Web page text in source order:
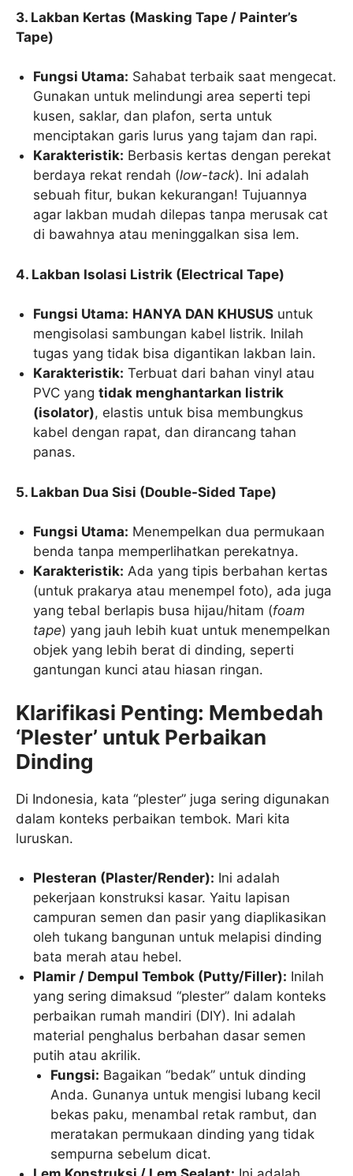
3. Lakban Kertas (Masking Tape / Painter’s
Tape)
Fungsi Utama: Sahabat terbaik saat mengecat.
Gunakan untuk melindungi area seperti tepi
kusen, saklar, dan plafon, serta untuk
menciptakan garis lurus yang tajam dan rapi.
Karakteristik: Berbasis kertas dengan perekat
berdaya rekat rendah (low-tack). Ini adalah
sebuah fitur, bukan kekurangan! Tujuannya
agar lakban mudah dilepas tanpa merusak cat
di bawahnya atau meninggalkan sisa lem.
4. Lakban Isolasi Listrik (Electrical Tape)
Fungsi Utama: HANYA DAN KHUSUS untuk
mengisolasi sambungan kabel listrik. Inilah
tugas yang tidak bisa digantikan lakban lain.
Karakteristik: Terbuat dari bahan vinyl atau
PVC yangtidak menghantarkan listrik
(isolator), elastis untuk bisa membungkus
kabel dengan rapat, dan dirancang tahan
panas.
5. Lakban Dua Sisi (Double-Sided Tape)
Fungsi Utama: Menempelkan dua permukaan
benda tanpa memperlihatkan perekatnya.
Karakteristik: Ada yang tipis berbahan kertas
(untuk prakarya atau menempel foto), ada juga
yang tebal berlapis busa hijau/hitam (foam
tape) yang jauh lebih kuat untuk menempelkan
objek yang lebih berat di dinding, seperti
gantungan kunci atau hiasan ringan.
Klarifikasi Penting: Membedah
‘Plester’ untuk Perbaikan
Dinding
Di Indonesia, kata “plester” juga sering digunakan
dalam konteks perbaikan tembok. Mari kita
luruskan.
Plesteran (Plaster/Render): Ini adalah
pekerjaan konstruksi kasar. Yaitu lapisan
campuran semen dan pasir yang diaplikasikan
oleh tukang bangunan untuk melapisi dinding
bata merah atau hebel.
Plamir / Dempul Tembok (Putty/Filler): Inilah
yang sering dimaksud “plester” dalam konteks
perbaikan rumah mandiri (DIY). Ini adalah
material penghalus berbahan dasar semen
putih atau akrilik.
Fungsi: Bagaikan “bedak” untuk dinding
Anda. Gunanya untuk mengisi lubang kecil
bekas paku, menambal retak rambut, dan
meratakan permukaan dinding yang tidak
sempurna sebelum dicat.